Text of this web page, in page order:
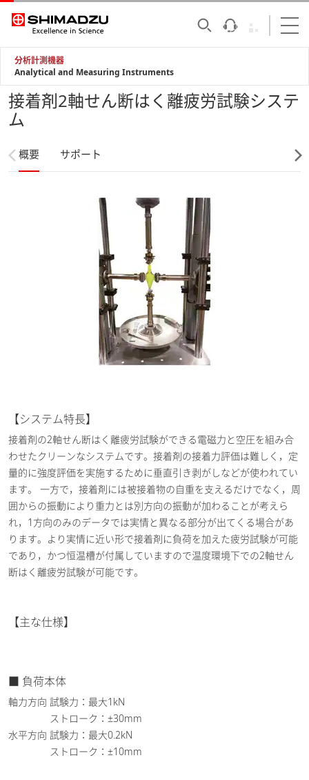
分析計測機器
Analytical and Measuring Instruments
接着剤2軸せん断はく離疲労試験システ
ム
概要 サポート
【システム特長】
接着剤の2軸せん断はく離疲労試験ができる電磁力と空圧を組み合
わせたクリーンなシステムです。接着剤の接着力評価は難しく，定
量的に強度評価を実施するために垂直引き剥がしなどが使われてい
ます。 一方で，接着剤には被接着物の自重を支えるだけでなく，周
囲からの振動により重力とは別方向の振動が加わることが考えら
れ，1方向のみのデータでは実情と異なる部分が出てくる場合があ
ります。より実情に近い形で接着剤に負荷を加えた疲労試験が可能
であり，かつ恒温槽が付属していますので温度環境下での2軸せん
断はく離疲労試験が可能です。
【主な仕様】
■ 負荷本体
軸力方向 試験力：最大1kN
ストローク：±30mm
水平方向 試験力：最大0.2kN
ストローク：±10mm